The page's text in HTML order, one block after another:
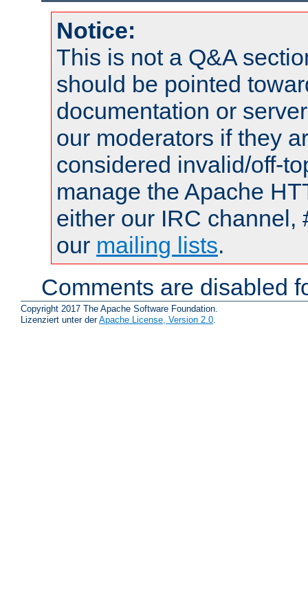
Notice:
This is not a Q&A
should be pointed
documentation or
our moderators if they
considered invalid/off-
manage the Apache
either our IRC channel,
our mailing lists.
Comments are disabled
Copyright 2017 The Apache Software Foundation.
Lizenziert unter derApache License, Version 2.0